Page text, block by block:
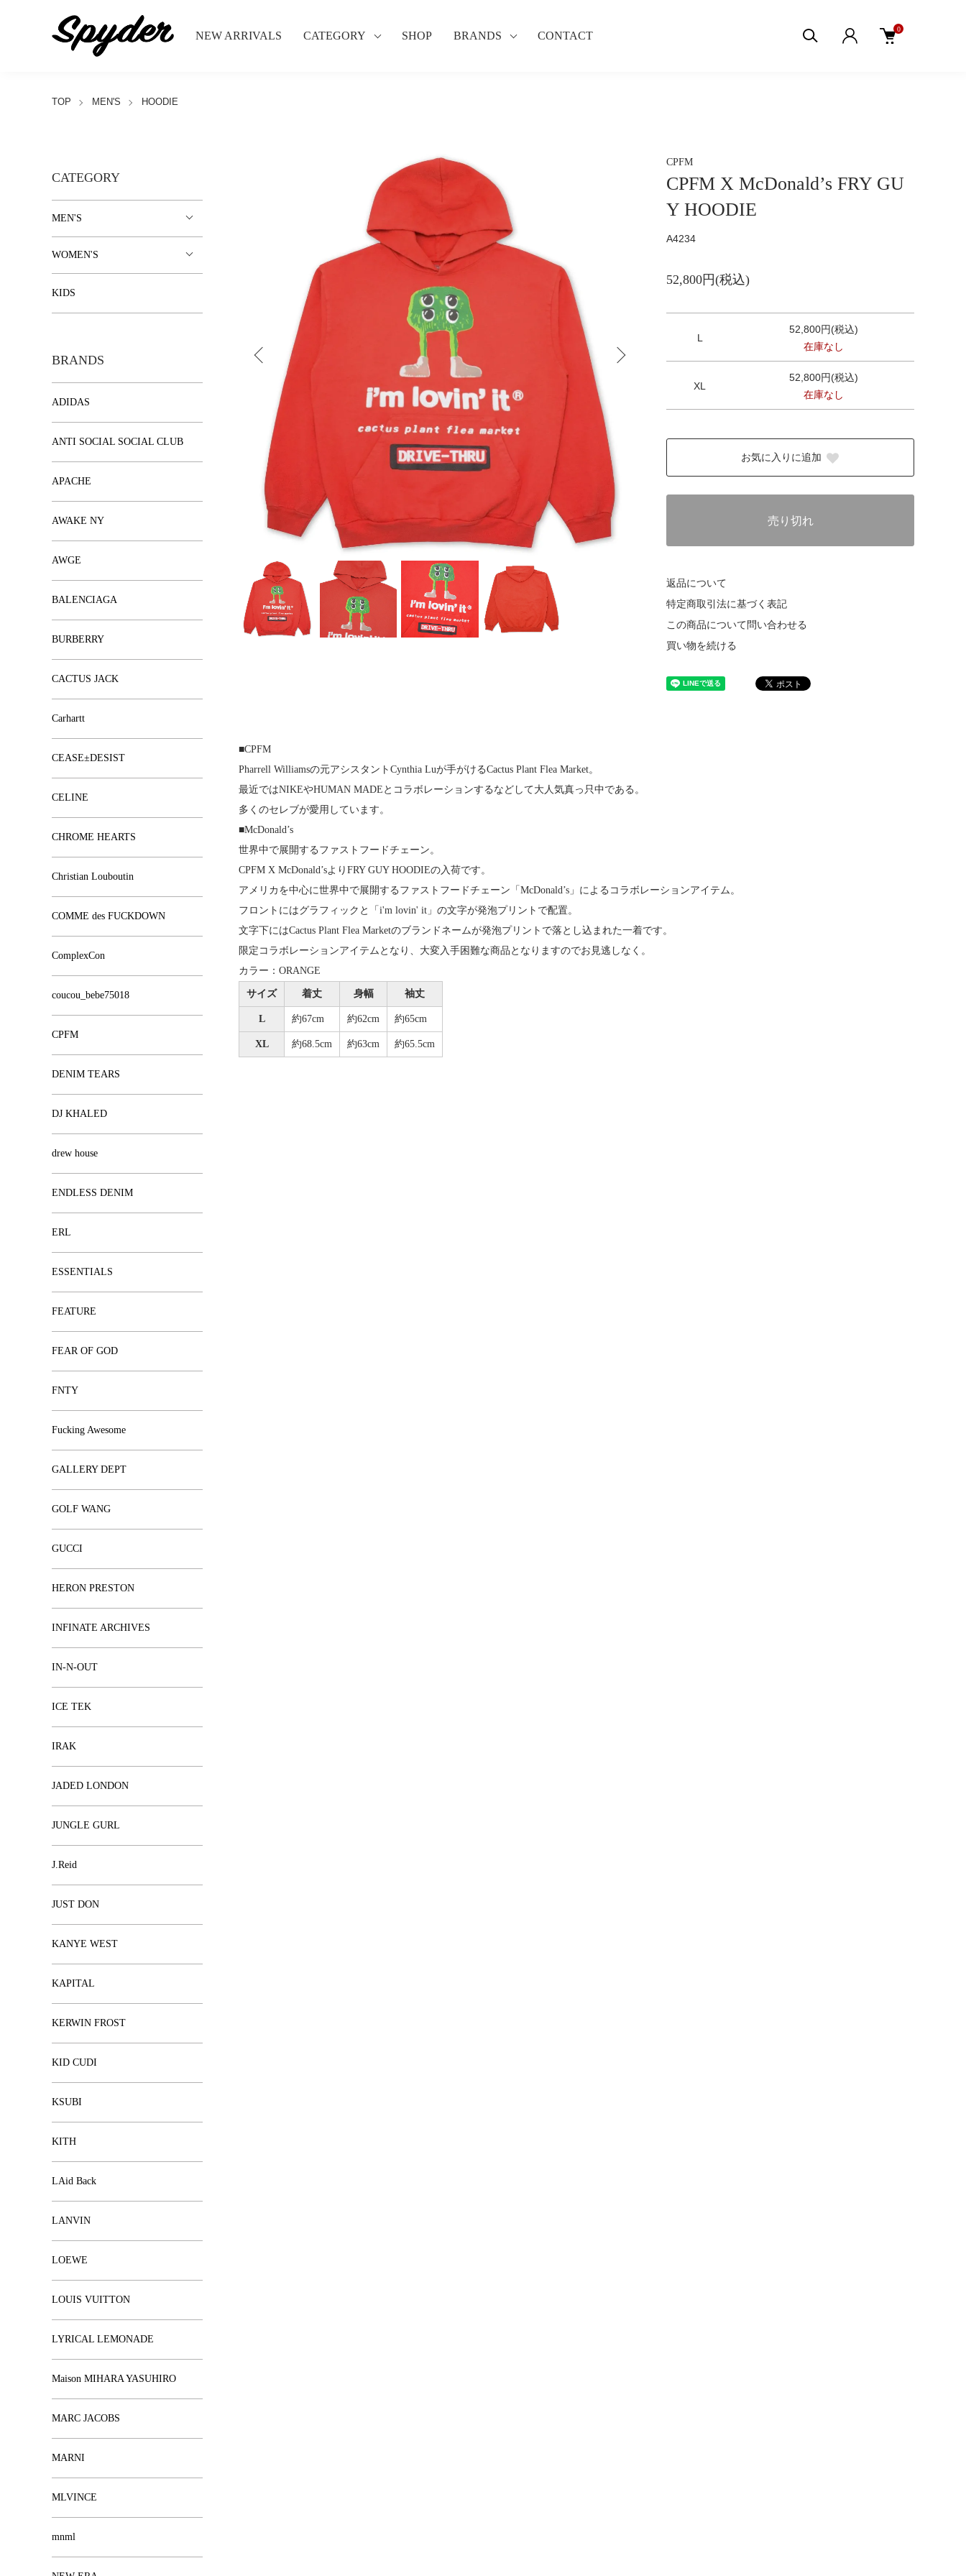
NEW ARRIVALS CATEGORY SHOP BRANDS CONTACT
0
TOP MEN'S HOODIE
CPFM
CPFM X McDonald’s FRY GU
Y HOODIE
A4234
52,800円(税込)
L
52,800円(税込)
在庫なし
XL
52,800円(税込)
在庫なし
お気に入りに追加
売り切れ
返品について
特定商取引法に基づく表記
この商品について問い合わせる
買い物を続ける
■CPFM
Pharrell Williamsの元アシスタントCynthia Luが手がけるCactus Plant Flea Market。
最近ではNIKEやHUMAN MADEとコラボレーションするなどして大人気真っ只中である。
多くのセレブが愛用しています。
■McDonald’s
世界中で展開するファストフードチェーン。
CPFM X McDonald’sよりFRY GUY HOODIEの入荷です。
アメリカを中心に世界中で展開するファストフードチェーン「McDonald’s」によるコラボレーションアイテム。
フロントにはグラフィックと「i'm lovin' it」の文字が発泡プリントで配置。
文字下にはCactus Plant Flea Marketのブランドネームが発泡プリントで落とし込まれた一着です。
限定コラボレーションアイテムとなり、大変入手困難な商品となりますのでお見逃しなく。
カラー：ORANGE
サイズ 着丈 身幅 袖丈
L 約67cm 約62cm 約65cm
XL 約68.5cm 約63cm 約65.5cm
CATEGORY
MEN'S
WOMEN'S
KIDS
BRANDS
ADIDAS
ANTI SOCIAL SOCIAL CLUB
APACHE
AWAKE NY
AWGE
BALENCIAGA
BURBERRY
CACTUS JACK
Carhartt
CEASE±DESIST
CELINE
CHROME HEARTS
Christian Louboutin
COMME des FUCKDOWN
ComplexCon
coucou_bebe75018
CPFM
DENIM TEARS
DJ KHALED
drew house
ENDLESS DENIM
ERL
ESSENTIALS
FEATURE
FEAR OF GOD
FNTY
Fucking Awesome
GALLERY DEPT
GOLF WANG
GUCCI
HERON PRESTON
INFINATE ARCHIVES
IN-N-OUT
ICE TEK
IRAK
JADED LONDON
JUNGLE GURL
J.Reid
JUST DON
KANYE WEST
KAPITAL
KERWIN FROST
KID CUDI
KSUBI
KITH
LAid Back
LANVIN
LOEWE
LOUIS VUITTON
LYRICAL LEMONADE
Maison MIHARA YASUHIRO
MARC JACOBS
MARNI
MLVINCE
mnml